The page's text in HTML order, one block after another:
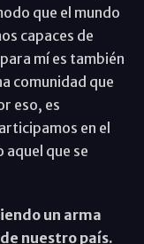
que el mundo
capaces de
mí es también
comunidad que
eso, es
en el
que se
un arma
nuestro país.